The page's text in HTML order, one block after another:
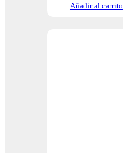
Añadir al carrito